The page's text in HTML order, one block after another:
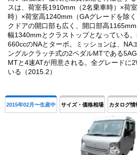
スは、荷室長1910mm（2名乗車時）×荷
時）×荷室高1240mm（GAグレードを除
クドアの開口部も広く、開口部高
幅1340mmとクラストップとなっている
660ccのNAとターボ。ミッションは、NA
ングルクラッチ式の2ペダルMTである
MTと4速ATが用意される。全グレードに
いる（2015.2）
2015年02月〜生産中 サイズ・価格相場 カタログ情